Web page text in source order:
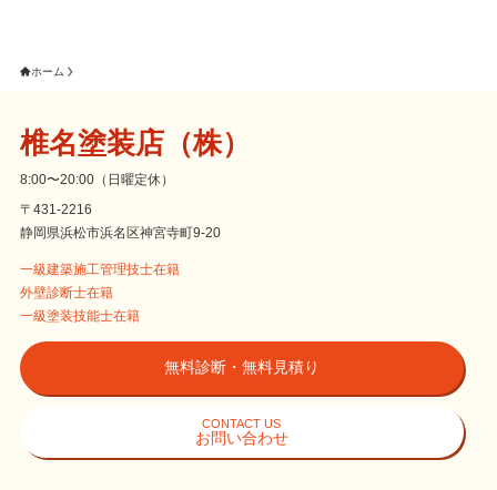
ホーム
椎名塗装店（株）
8:00〜20:00（日曜定休）
〒431-2216
静岡県浜松市浜名区神宮寺町9-20
一級建築施工管理技士在籍
外壁診断士在籍
一級塗装技能士在籍
無料診断・無料見積り
CONTACT US
お問い合わせ